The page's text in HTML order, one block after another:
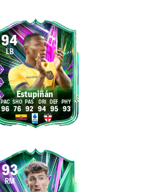
94
LB
Estupiñán
96 76 92 94 95 93
93
RM